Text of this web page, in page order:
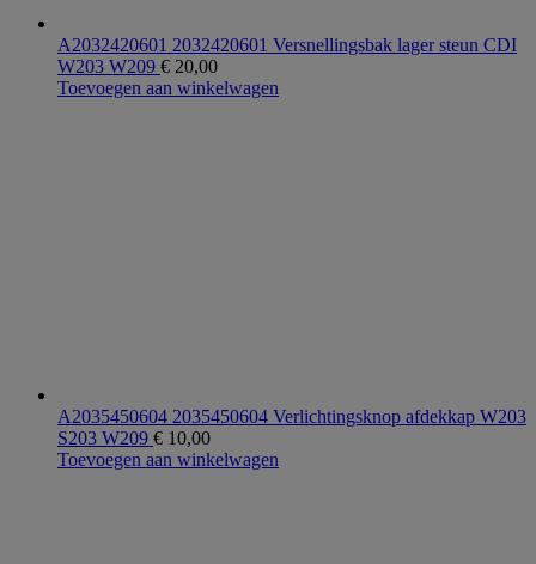
A2032420601 2032420601 Versnellingsbak lager steun CDI
W203 W209 € 20,00
Toevoegen aan winkelwagen
A2035450604 2035450604 Verlichtingsknop afdekkap W203
S203 W209 € 10,00
Toevoegen aan winkelwagen